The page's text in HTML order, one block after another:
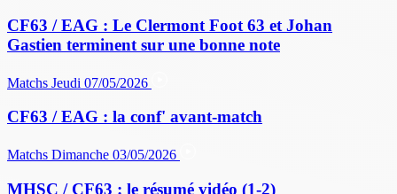
CF63 / EAG : Le Clermont Foot 63 et Johan
Gastien terminent sur une bonne note
Matchs Jeudi 07/05/2026
CF63 / EAG : la conf' avant-match
Matchs Dimanche 03/05/2026
MHSC / CF63 : le résumé vidéo (1-2)